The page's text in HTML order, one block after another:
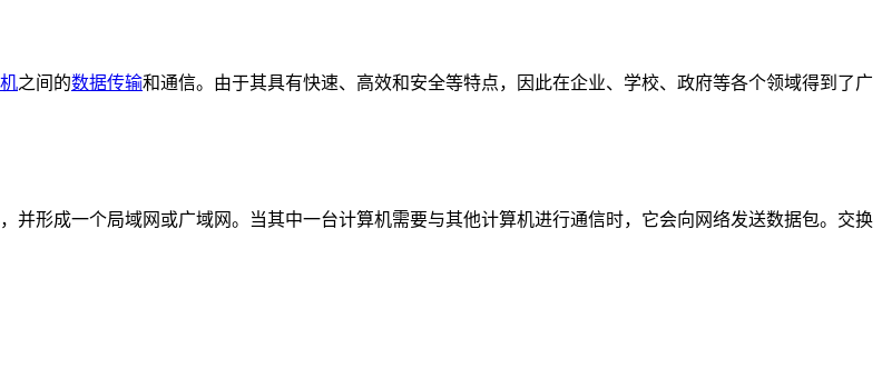
之间的数据传输和通信。由于其具有快速、高效和安全等特点，因此在企业、学校、政府等各个领域得到了广
并形成一个局域网或广域网。当其中一台计算机需要与其他计算机进行通信时，它会向网络发送数据包。交换